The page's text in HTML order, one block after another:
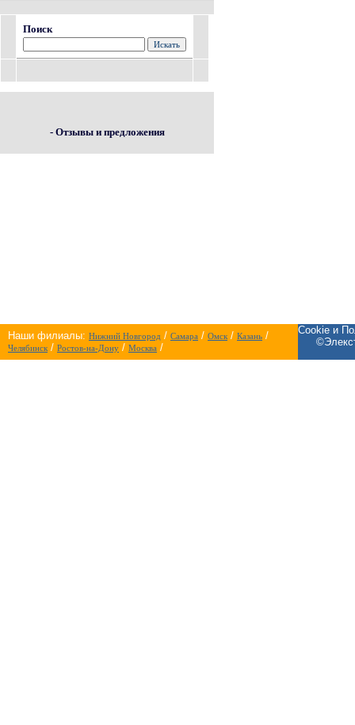
Поиск
- Отзывы и предложения
Наши филиалы: Нижний Новгород / Самара / Омск/ Казань /
Челябинск/ Ростов-на-Дону / Москва /
Cookie и